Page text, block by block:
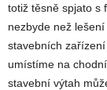
totiž těsně spjato s
nezbyde než
stavebních
umístíme na
stavební výtah